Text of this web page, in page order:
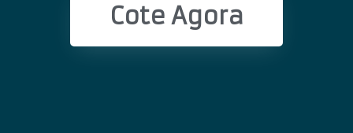
Cote Agora